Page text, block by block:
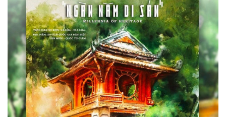
Học, Di tích Quốc gia đặc biệt Văn Miếu – Quốc Tử Giám. Sự
kiện kéo dài đến ngày 25/9/2026 hứa hẹn trở thành điểm đến
văn hóa đầy sức hút, góp phần làm phong phú đời sống nghệ
thuật của Thủ đô trong mùa thu này.